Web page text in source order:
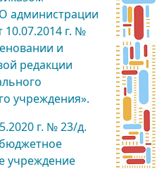
администрации
10.07.2014 г. №
и
редакции
учреждения».
г. № 23/д.
учреждение